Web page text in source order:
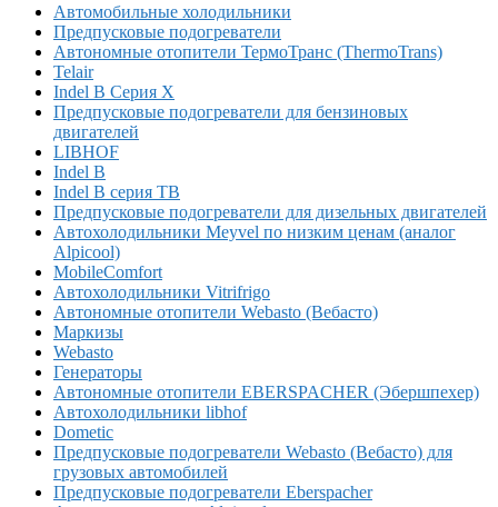
Автомобильные холодильники
Предпусковые подогреватели
Автономные отопители ТермоТранс (ThermoTrans)
Telair
Indel B Серия X
Предпусковые подогреватели для бензиновых
двигателей
LIBHOF
Indel B
Indel B серия TB
Предпусковые подогреватели для дизельных двигателей
Автохолодильники Meyvel по низким ценам (аналог
Alpicool)
MobileComfort
Автохолодильники Vitrifrigo
Автономные отопители Webasto (Вебасто)
Маркизы
Webasto
Генераторы
Автономные отопители EBERSPACHER (Эбершпехер)
Автохолодильники libhof
Dometic
Предпусковые подогреватели Webasto (Вебасто) для
грузовых автомобилей
Предпусковые подогреватели Eberspacher